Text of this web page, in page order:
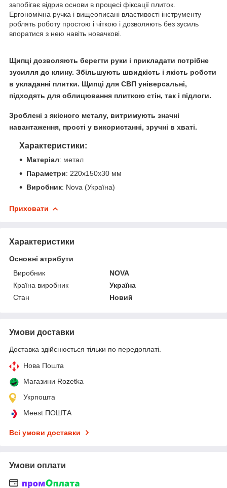
запобігає відрив основи в процесі фіксації плиток.
Ергономічна ручка і вищеописані властивості інструменту
роблять роботу простою і чіткою і дозволяють без зусиль
впоратися з нею навіть новачкові.
Щипці дозволяють берегти руки і прикладати потрібне
зусилля до клину. Збільшують швидкість і якість роботи
в укладанні плитки. Щипці для СВП універсальні,
підходять для облицювання плиткою стін, так і підлоги.
Зроблені з якісного металу, витримують значні
навантаження, прості у використанні, зручні в хваті.
Характеристики:
Матеріал: метал
Параметри: 220х150х30 мм
Виробник: Nova (Україна)
Приховати
Характеристики
Основні атрибути
Виробник
NOVA
Країна виробник
Україна
Стан
Новий
Умови доставки
Доставка здійснюється тільки по передоплаті.
Нова Пошта
Магазини Rozetka
Укрпошта
Meest ПОШТА
Всі умови доставки
Умови оплати